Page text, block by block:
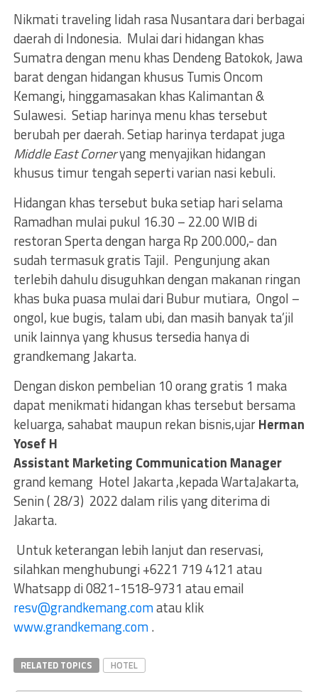
Nikmati traveling lidah rasa Nusantara dari berbagai
daerah di Indonesia. Mulai dari hidangan khas
Sumatra dengan menu khas Dendeng Batokok, Jawa
barat dengan hidangan khusus Tumis Oncom
Kemangi, hinggamasakan khas Kalimantan &
Sulawesi. Setiap harinya menu khas tersebut
berubah per daerah. Setiap harinya terdapat juga
Middle East Corneryang menyajikan hidangan
khusus timur tengah seperti varian nasi kebuli.
Hidangan khas tersebut buka setiap hari selama
Ramadhan mulai pukul 16.30 – 22.00 WIB di
restoran Sperta dengan harga Rp 200.000,- dan
sudah termasuk gratis Tajil. Pengunjung akan
terlebih dahulu disuguhkan dengan makanan ringan
khas buka puasa mulai dari Bubur mutiara, Ongol –
ongol, kue bugis, talam ubi, dan masih banyak ta’jil
unik lainnya yang khusus tersedia hanya di
grandkemang Jakarta.
Dengan diskon pembelian 10 orang gratis 1 maka
dapat menikmati hidangan khas tersebut bersama
keluarga, sahabat maupun rekan bisnis,ujarHerman
Yosef H
Assistant Marketing Communication Manager
grand kemang Hotel Jakarta ,kepada WartaJakarta,
Senin ( 28/3) 2022 dalam rilis yang diterima di
Jakarta.
Untuk keterangan lebih lanjut dan reservasi,
silahkan menghubungi +6221 719 4121 atau
Whatsapp di 0821-1518-9731 atau email
resv@grandkemang.comatau klik
www.grandkemang.com.
RELATED TOPICS HOTEL